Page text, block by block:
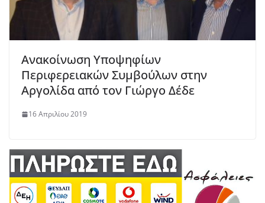
Ανακοίνωση Υποψηφίων
Περιφερειακών Συμβούλων στην
Αργολίδα από τον Γιώργο Δέδε
16 Απριλίου 2019